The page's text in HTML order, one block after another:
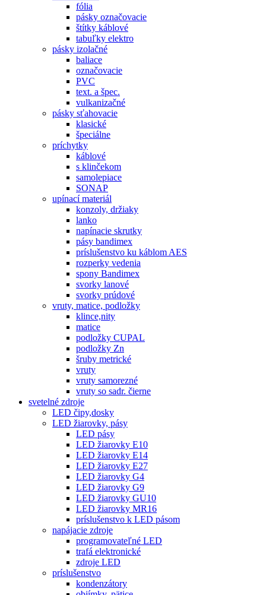
fólia
pásky označovacie
štítky káblové
tabuľky elektro
pásky izolačné
baliace
označovacie
PVC
text. a špec.
vulkanizačné
pásky sťahovacie
klasické
špeciálne
príchytky
káblové
s klinčekom
samolepiace
SONAP
upínací materiál
konzoly, držiaky
lanko
napínacie skrutky
pásy bandimex
príslušenstvo ku káblom AES
rozperky vedenia
spony Bandimex
svorky lanové
svorky prúdové
vruty, matice, podložky
klince,nity
matice
podložky CUPAL
podložky Zn
šruby metrické
vruty
vruty samorezné
vruty so sadr. čierne
svetelné zdroje
LED čipy,dosky
LED žiarovky, pásy
LED pásy
LED žiarovky E10
LED žiarovky E14
LED žiarovky E27
LED žiarovky G4
LED žiarovky G9
LED žiarovky GU10
LED žiarovky MR16
príslušenstvo k LED pásom
napájacie zdroje
programovateľné LED
trafá elektronické
zdroje LED
príslušenstvo
kondenzátory